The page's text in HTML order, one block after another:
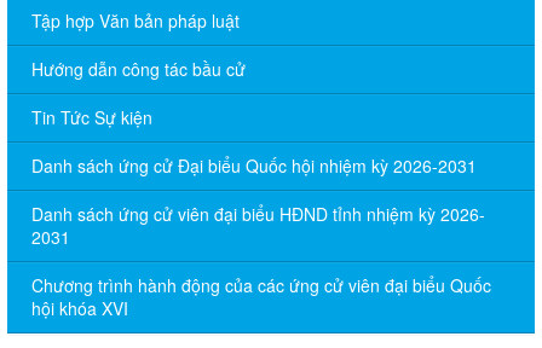
Tập hợp Văn bản pháp luật
Hướng dẫn công tác bầu cử
Tin Tức Sự kiện
Danh sách ứng cử Đại biểu Quốc hội nhiệm kỳ 2026-2031
Danh sách ứng cử viên đại biểu HĐND tỉnh nhiệm kỳ 2026-
2031
Chương trình hành động của các ứng cử viên đại biểu Quốc
hội khóa XVI